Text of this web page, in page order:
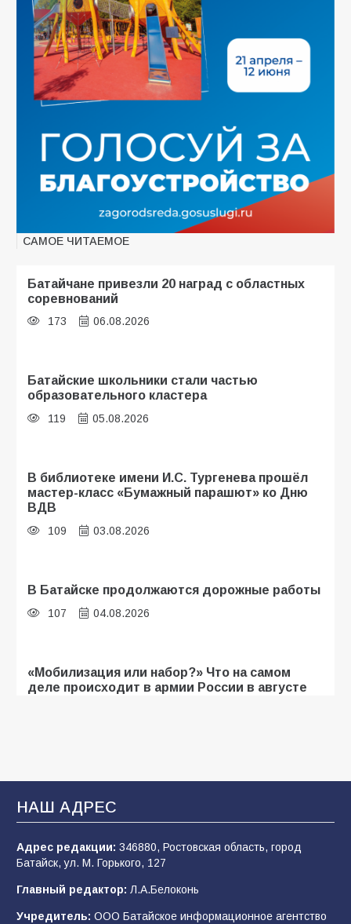
САМОЕ ЧИТАЕМОЕ
Батайчане привезли 20 наград с областных
соревнований
173 06.08.2026
Батайские школьники стали частью
образовательного кластера
119 05.08.2026
В библиотеке имени И.С. Тургенева прошёл
мастер-класс «Бумажный парашют» ко Дню
ВДВ
109 03.08.2026
В Батайске продолжаются дорожные работы
107 04.08.2026
«Мобилизация или набор?» Что на самом
деле происходит в армии России в августе
Будет ли мобилизация в России в 2026 году
после выборов: в Госдуме дали ответ
107 06.08.2026
строительные профессии в ходе
спортивного праздника
НАШ АДРЕС
Адрес редакции: 346880, Ростовская область, город
Батайск, ул. М. Горького, 127
Главный редактор: Л.А.Белоконь
Учредитель: ООО Батайское информационное агентство